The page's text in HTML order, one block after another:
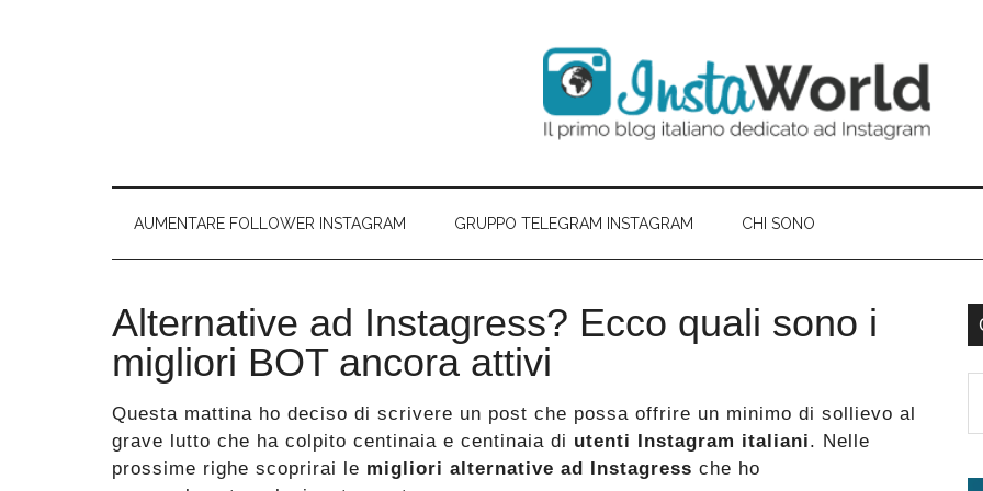
AUMENTARE FOLLOWER INSTAGRAM GRUPPO TELEGRAM INSTAGRAM CHI SONO
Alternative ad Instagress? Ecco quali sono i
migliori BOT ancora attivi
Questa mattina ho deciso di scrivere un post che possa offrire un minimo di sollievo al
grave lutto che ha colpito centinaia e centinaia di utenti Instagram italiani. Nelle
prossime righe scoprirai le migliori alternative ad Instagress che ho